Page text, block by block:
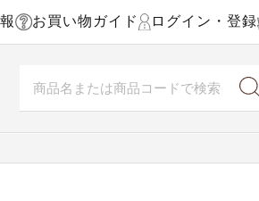
お買い物ガイド ログイン・登録